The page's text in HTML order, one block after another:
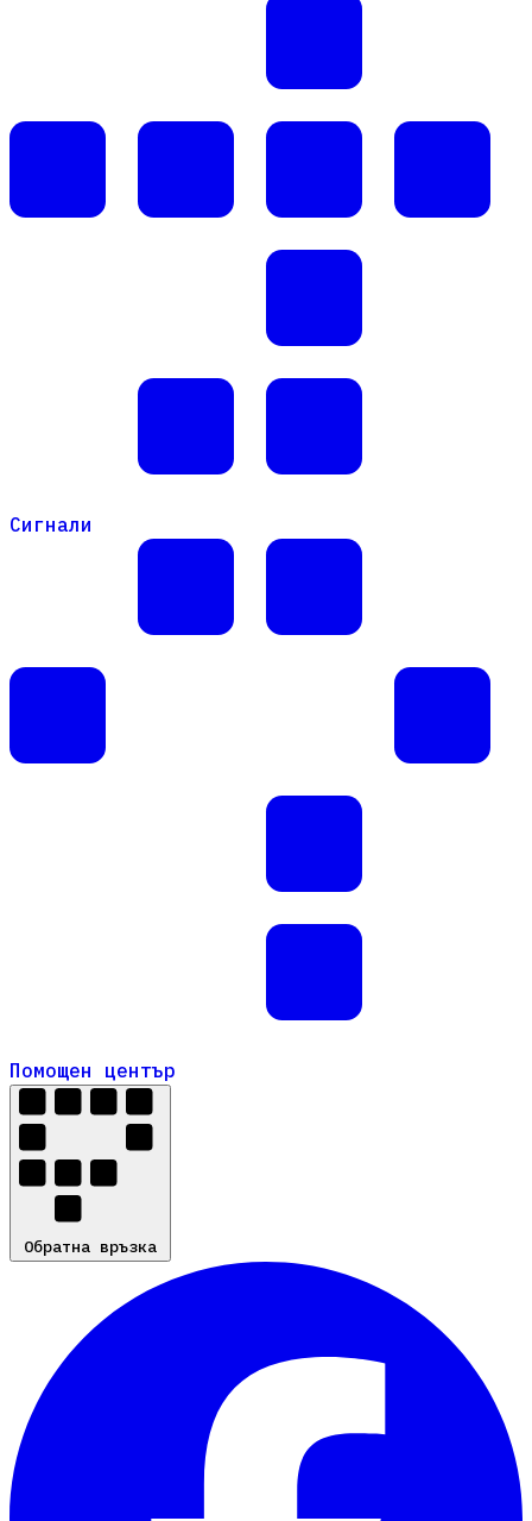
Сигнали
Помощен център
Помощен център
Обратна връзка
Обратна връзка